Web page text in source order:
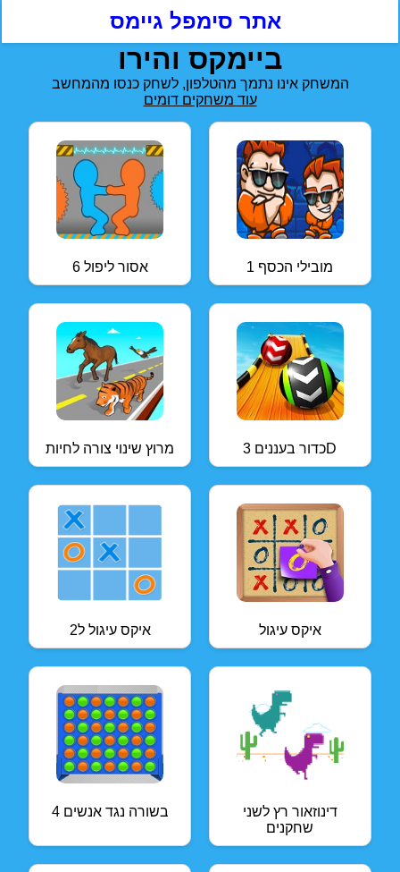
אתר סימפל גיימס
ביימקס והירו
המשחק אינו נתמך מהטלפון, לשחק כנסו מהמחשב
עוד משחקים דומים
אסור ליפול 6 מובילי הכסף 1
מרוץ שינוי צורה לחיות כדור בעננים 3D
איקס עיגול ל2 איקס עיגול
4 בשורה נגד אנשים
דינוזאור רץ לשני
שחקנים